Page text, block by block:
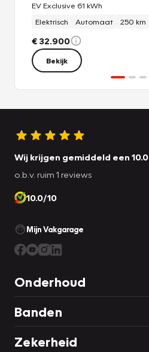
EV Exclusive 61 kWh
Elektrisch
Automaat 250 km
€ 32.900
Bekijk
Wij krijgen gemiddeld een 10.0
o.b.v. ruim 1 reviews
10.0/10
Mijn Vakgarage
Onderhoud
Banden
Zekerheid